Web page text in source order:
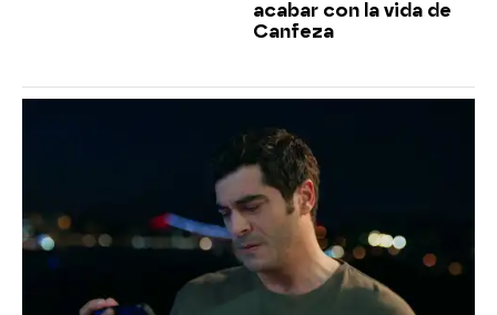
acabar con la vida de
Canfeza